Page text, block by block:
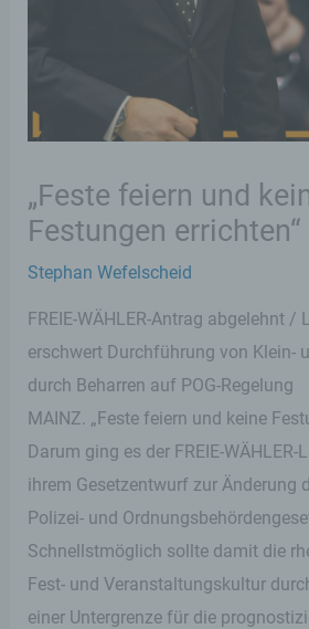
„Feste feiern und
Festungen errichten“
Stephan Wefelscheid
FREIE-WÄHLER-Antrag abgelehnt /
erschwert Durchführung von Klein-
durch Beharren auf POG-Regelung
MAINZ. „Feste feiern und keine
Darum ging es der FREIE-
ihrem Gesetzentwurf zur Änderung
Polizei- und
Schnellstmöglich sollte damit die
Fest- und Veranstaltungskultur
einer Untergrenze für die